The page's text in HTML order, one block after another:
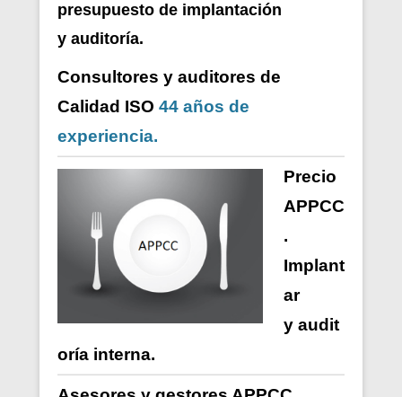
presupuesto de implantación
y auditoría.
Consultores y auditores de
Calidad ISO 44 años de
experiencia.
Precio
APPCC
.
Implant
ar
y audit
oría interna.